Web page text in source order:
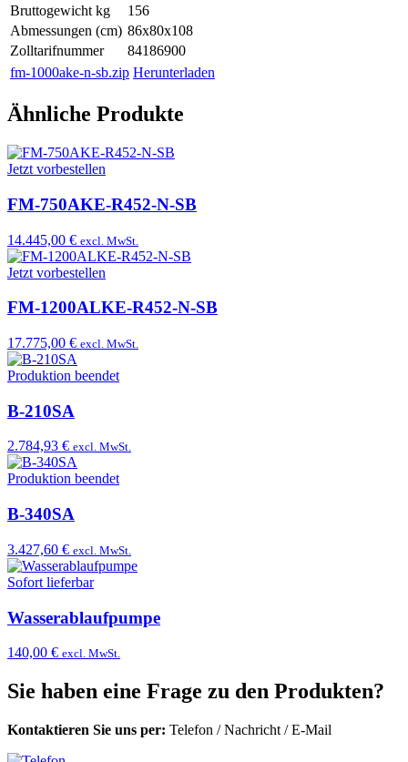
Bruttogewicht kg
156
Abmessungen (cm) 86x80x108
Zolltarifnummer
84186900
fm-1000ake-n-sb.zip Herunterladen
Ähnliche Produkte
Jetzt vorbestellen
FM-750AKE-R452-N-SB
14.445,00 € excl. MwSt.
Jetzt vorbestellen
FM-1200ALKE-R452-N-SB
17.775,00 € excl. MwSt.
Produktion beendet
B-210SA
2.784,93 € excl. MwSt.
Produktion beendet
B-340SA
3.427,60 € excl. MwSt.
Sofort lieferbar
Wasserablaufpumpe
140,00 € excl. MwSt.
Sie haben eine Frage zu den Produkten?
Kontaktieren Sie uns per: Telefon /Nachricht /E-Mail